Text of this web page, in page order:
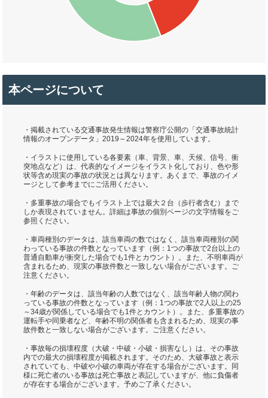
本ページについて
・掲載されている交通事故発生情報は警察庁公開の「交通事故統計
情報のオープンデータ」2019～2024年を使用しています。
・イラストに使用している各要素（車、背景、車、天候、信号、衝
突地点など）は、代表的なイメージをイラスト化しており、色や形
状等含め現実の事故の状況とは異なります。あくまで、事故のイメ
ージとして参考までにご活用ください。
・多重事故の場合でもイラスト上では最大２台（歩行者含む）まで
しか表現されていません。詳細は事故の個別ページの文字情報をご
参照ください。
・車両種別のデータは、該当車両の数ではなく、該当車両種別の関
わっている事故の件数となっています（例：1つの事故で2台以上の
普通自動車が衝突した場合でも1件とカウント）。また、不明車両が
含まれるため、現実の事故件数と一致しない場合がございます。ご
注意ください。
・年齢のデータは、該当年齢の人数ではなく、該当年齢人物の関わ
っている事故の件数となっています（例：1つの事故で2人以上の25
～34歳が関係している場合でも1件とカウント）。また、多重事故の
運転手や同乗者など、年齢不明の関係者も含まれるため、現実の事
故件数と一致しない場合がございます。ご注意ください。
・事故毎の損壊程度（大破・中破・小破・損害なし）は、その事故
内での最大の損壊程度が掲載されます。そのため、大破事故と表示
されていても、中破や小破の車両が存在する場合がございます。同
様に死亡者のいる事故は死亡事故と表記していますが、他に負傷者
が存在する場合がございます。予めご了承ください。